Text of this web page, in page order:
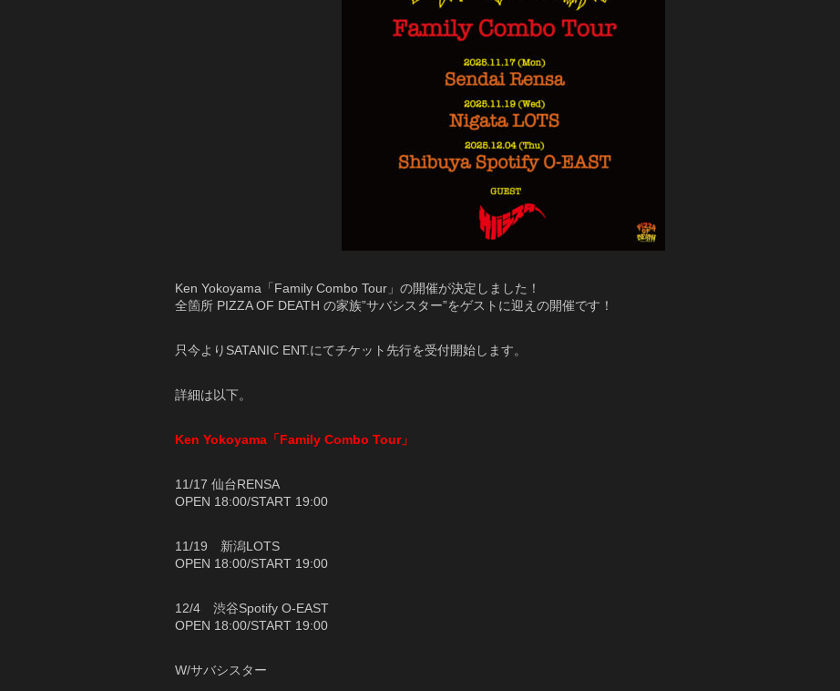
Ken Yokoyama「Family Combo Tour」の開催が決定しました！
全箇所 PIZZA OF DEATH の家族”サバシスター”をゲストに迎えの開催です！
只今よりSATANIC ENT.にてチケット先行を受付開始します。
詳細は以下。
Ken Yokoyama「Family Combo Tour」
11/17 仙台RENSA
OPEN 18:00/START 19:00
11/19 新潟LOTS
OPEN 18:00/START 19:00
12/4 渋谷Spotify O-EAST
OPEN 18:00/START 19:00
W/サバシスター